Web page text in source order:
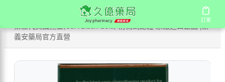
訂單
訂單
進口壯陽藥
/
第三代美國黑金(USA Black Gold)-防偽碼認證 原廠進口正品 |新
義安藥局官方直營